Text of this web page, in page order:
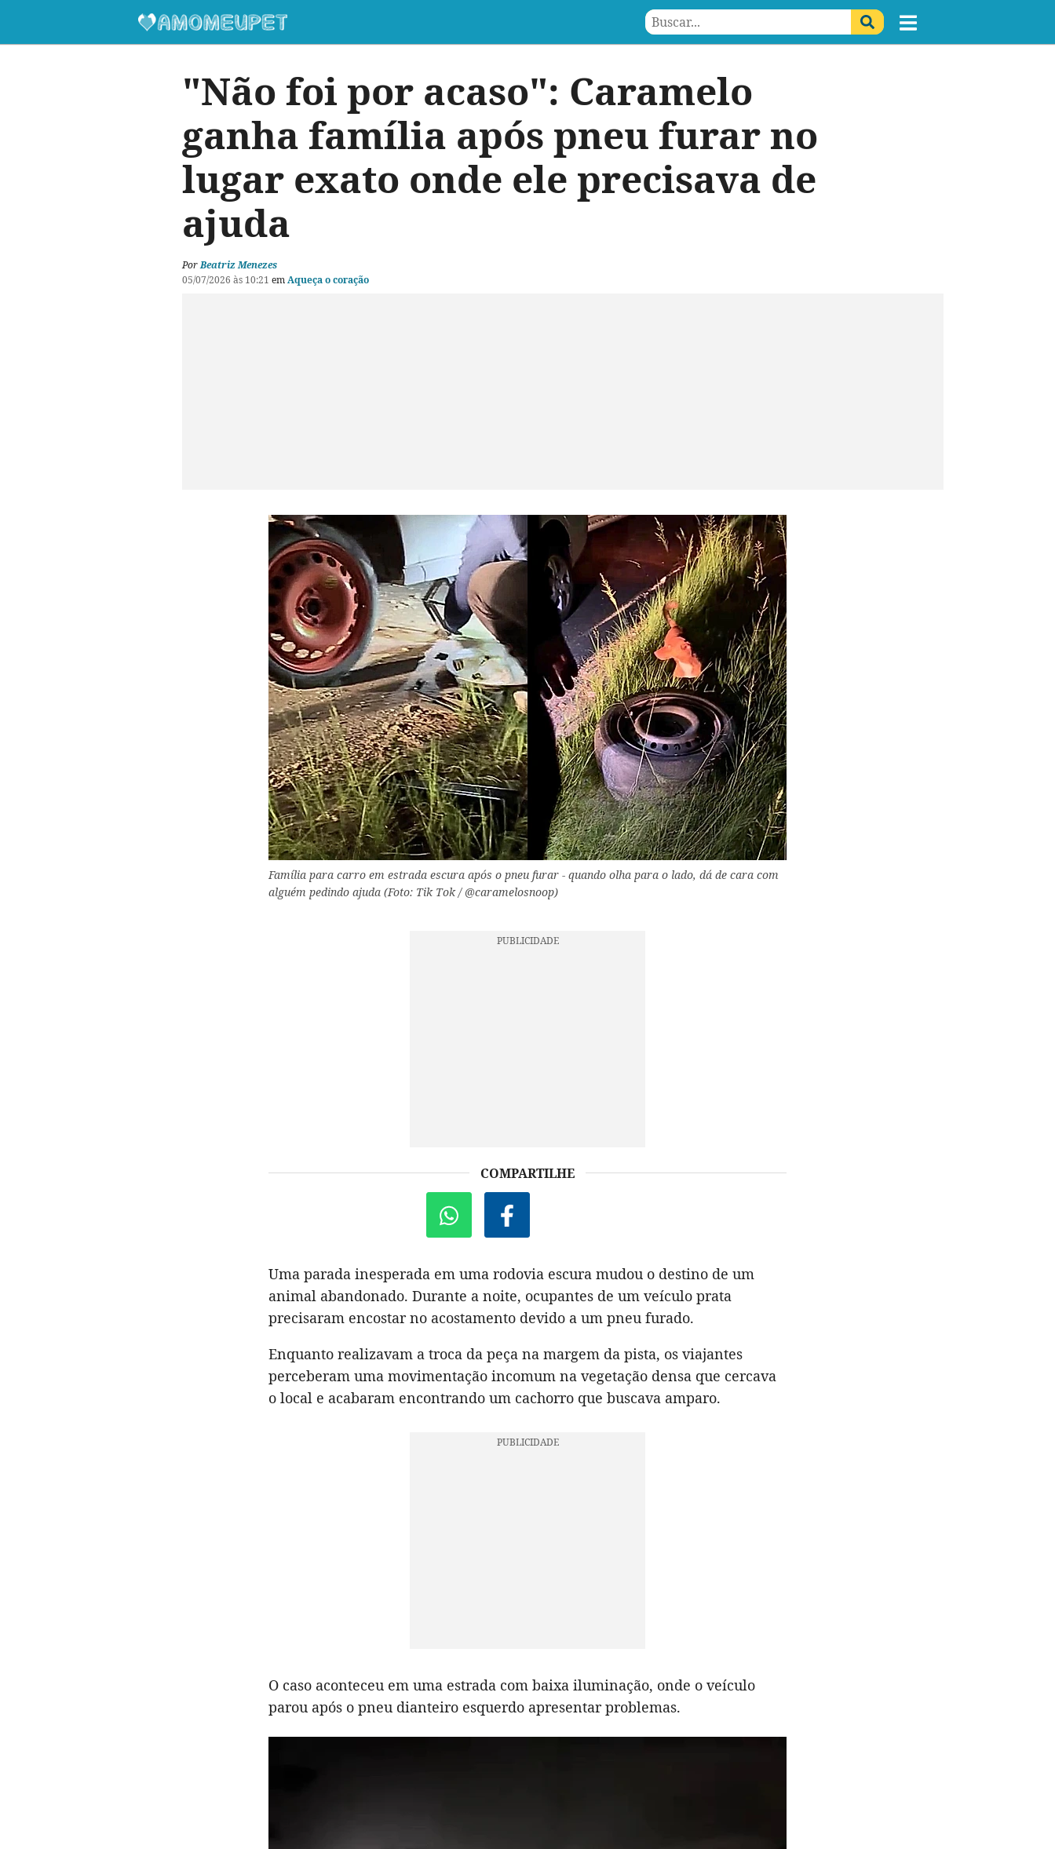
"Não foi por acaso": Caramelo
ganha família após pneu furar no
lugar exato onde ele precisava de
ajuda
PorBeatriz Menezes
05/07/2026 às 10:21 emAqueça o coração
Família para carro em estrada escura após o pneu furar - quando olha para o lado, dá de cara com
alguém pedindo ajuda (Foto: Tik Tok / @caramelosnoop)
COMPARTILHE
Uma parada inesperada em uma rodovia escura mudou o destino de um
animal abandonado. Durante a noite, ocupantes de um veículo prata
precisaram encostar no acostamento devido a um pneu furado.
Enquanto realizavam a troca da peça na margem da pista, os viajantes
perceberam uma movimentação incomum na vegetação densa que cercava
o local e acabaram encontrando um cachorro que buscava amparo.
O caso aconteceu em uma estrada com baixa iluminação, onde o veículo
parou após o pneu dianteiro esquerdo apresentar problemas.